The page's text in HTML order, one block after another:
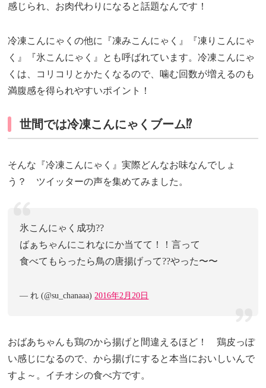
感じられ、お肉代わりになると話題なんです！
冷凍こんにゃくの他に『凍みこんにゃく』『凍りこんにゃ
く』『氷こんにゃく』とも呼ばれています。冷凍こんにゃ
くは、コリコリとかたくなるので、噛む回数が増えるのも
満腹感を得られやすいポイント！
世間では冷凍こんにゃくブーム⁉
そんな『冷凍こんにゃく』実際どんなお味なんでしょ
う？ ツイッターの声を集めてみました。
氷こんにゃく成功??
ばぁちゃんにこれなにか当てて！！言って
食べてもらったら鳥の唐揚げって??やった〜〜
— れ (@su_chanaaa) 2016年2月20日
おばあちゃんも鶏のから揚げと間違えるほど！ 鶏皮っぽ
い感じになるので、から揚げにすると本当においしいんで
すよ～。イチオシの食べ方です。